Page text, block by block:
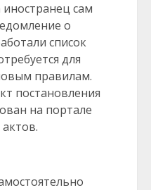
иностранец сам
о
список
для
правилам.
постановления
на портале